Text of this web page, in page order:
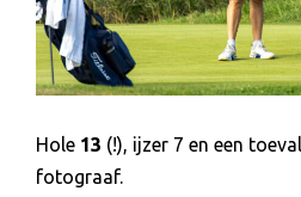
Hole 13 (!), ijzer 7 en een
fotograaf.